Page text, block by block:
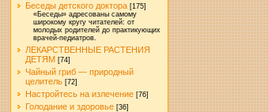
Беседы детского доктора [175]
«Беседы» адресованы самому
широкому кругу читателей: от
молодых родителей до практикующих
врачей-педиатров.
ЛЕКАРСТВЕННЫЕ РАСТЕНИЯ
ДЕТЯМ [74]
Чайный гриб — природный
целитель [72]
Настройтесь на излечение [76]
Голодание и здоровье [36]